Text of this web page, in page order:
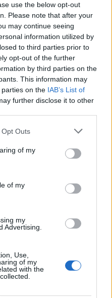
use the below opt-out
Please note that after your
may continue seeing
information utilized by
to third parties prior to
opt-out of the further
by third parties on the
This information may
on the IAB’s List of
further disclose it to other
Outs
of my
of my
my
Advertising.
Use,
of my
with the
MÁS
de nivel 25837
de nivel 25838
de nivel 25839
de nivel 25840
de nivel 25842
de nivel 25843
de nivel 25844